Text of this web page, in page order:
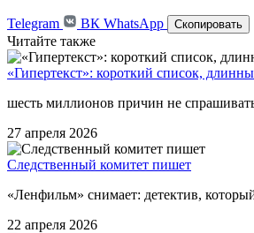
Telegram ВК WhatsApp Скопировать
Читайте также
«Гипертекст»: короткий список,
шесть миллионов причин не
27 апреля 2026
Следственный комитет пишет
«Ленфильм» снимает: детектив,
22 апреля 2026